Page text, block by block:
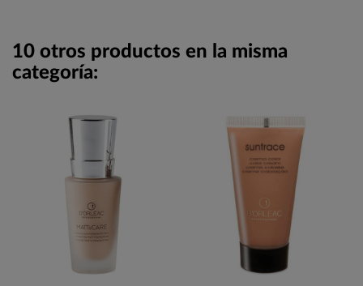
10 otros productos en la misma
categoría: